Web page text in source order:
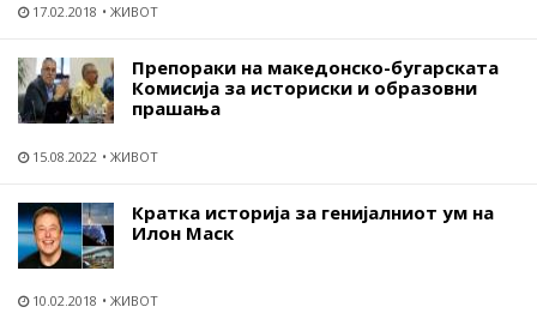
17.02.2018 ЖИВОТ
Препораки на македонско-бугарската
Комисија за историски и образовни
прашања
15.08.2022 ЖИВОТ
Кратка историја за генијалниот ум на
Илон Маск
10.02.2018 ЖИВОТ